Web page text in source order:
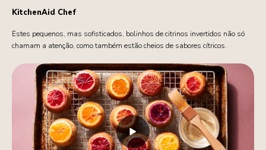
KitchenAid Chef
Estes pequenos, mas sofisticados, bolinhos de citrinos invertidos não só
chamam a atenção, como também estão cheios de sabores cítricos.